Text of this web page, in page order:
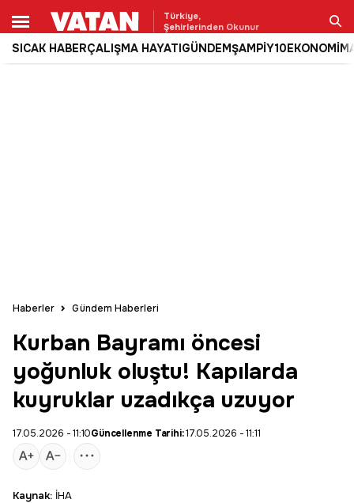
Türkiye,
Şehirlerinden Okunur
SICAK HABERÇALIŞMA HAYATIGÜNDEMŞAMPİY10EKONOMİ
Ara
Haberler Gündem Haberleri
Kurban Bayramı öncesi
yoğunluk oluştu! Kapılarda
kuyruklar uzadıkça uzuyor
17.05.2026 - 11:10Güncellenme Tarihi:17.05.2026 - 11:11
Kaynak: İHA